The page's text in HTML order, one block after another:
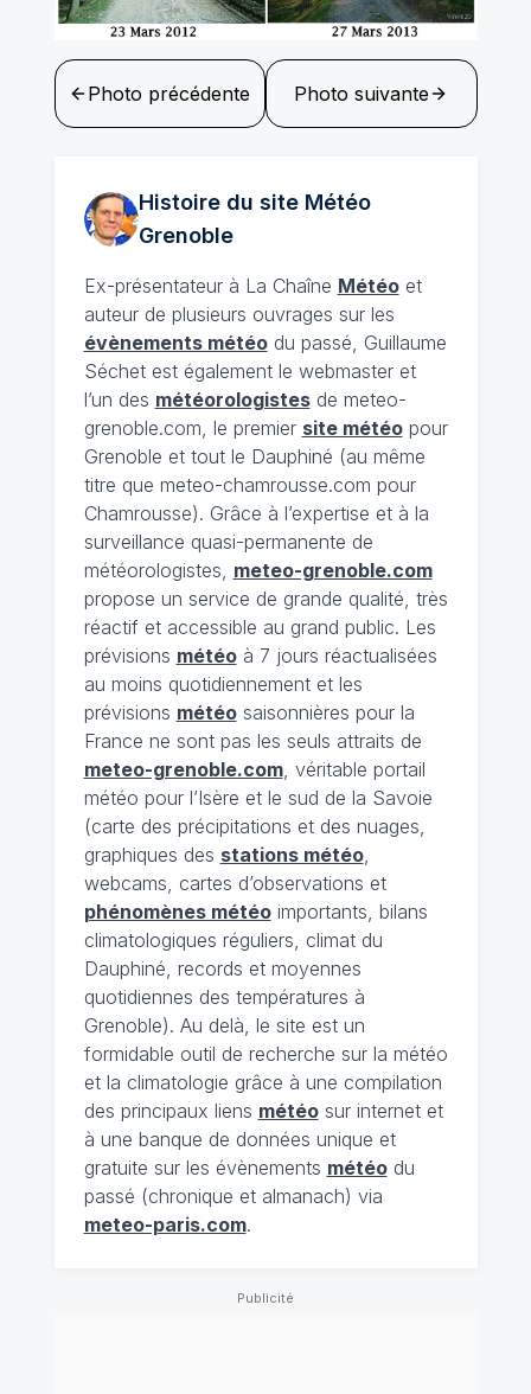
Photo précédente Photo suivante
Histoire du site Météo
Grenoble
Ex-présentateur à La Chaîne Météoet
auteur de plusieurs ouvrages sur les
évènements météodu passé, Guillaume
Séchet est également le webmaster et
l’un des météorologistesde meteo-
grenoble.com, le premier site météopour
Grenoble et tout le Dauphiné (au même
titre que meteo-chamrousse.com pour
Chamrousse). Grâce à l’expertise et à la
surveillance quasi-permanente de
météorologistes, meteo-grenoble.com
propose un service de grande qualité, très
réactif et accessible au grand public. Les
prévisions météoà 7 jours réactualisées
au moins quotidiennement et les
prévisions météosaisonnières pour la
France ne sont pas les seuls attraits de
meteo-grenoble.com, véritable portail
météo pour l’Isère et le sud de la Savoie
(carte des précipitations et des nuages,
graphiques des stations météo,
webcams, cartes d’observations et
phénomènes météoimportants, bilans
climatologiques réguliers, climat du
Dauphiné, records et moyennes
quotidiennes des températures à
Grenoble). Au delà, le site est un
formidable outil de recherche sur la météo
et la climatologie grâce à une compilation
des principaux liens météosur internet et
à une banque de données unique et
gratuite sur les évènements météodu
passé (chronique et almanach) via
meteo-paris.com.